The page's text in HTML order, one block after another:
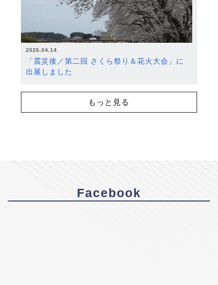
2026.04.14
「震災後／第二回 さくら祭り＆花火大会」に
出展しました
もっと見る
Facebook